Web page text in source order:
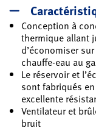
Conception à
thermique allant
d’économiser
chauffe-eau au
Le réservoir et
sont fabriqués
excellente
Ventilateur et
bruit